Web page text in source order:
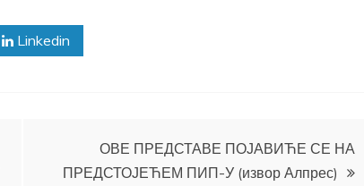
Linkedin
ОВЕ ПРЕДСТАВЕ ПОЈАВИЋЕ СЕ НА
ПРЕДСТОЈЕЋЕМ ПИП-У (извор Алпрес)